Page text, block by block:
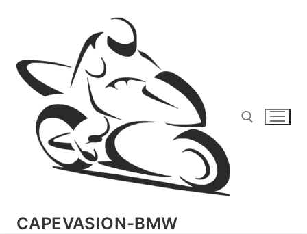
CAPEVASION-BMW